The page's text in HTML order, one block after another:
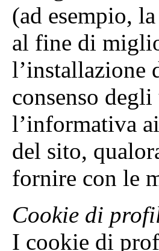
(ad esempio,
al fine di
l’installazione
consenso
l’informativa
del sito,
fornire con le
Cookie di
I cookie di